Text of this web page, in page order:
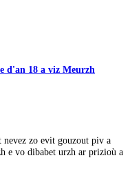
d'an 18 a viz Meurzh
zo evit gouzout piv a
e vo dibabet urzh ar prizioù a